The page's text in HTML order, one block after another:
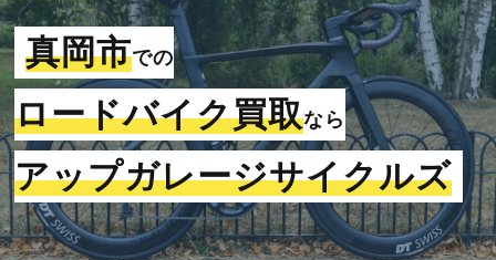
真岡市での
ロードバイク買取なら
アップガレージサイクルズ